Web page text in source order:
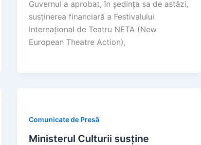
Guvernul a aprobat, în ședința sa de astăzi,
susținerea financiară a Festivalului
Internațional de Teatru NETA (New
European Theatre Action),
Comunicate de Presă
Ministerul Culturii susține